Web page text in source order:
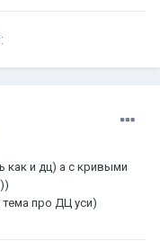
как и дц) а с кривыми
про ДЦ уси)